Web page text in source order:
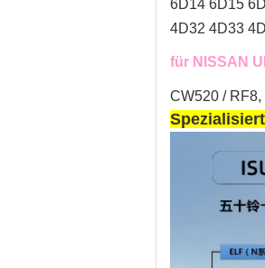
6D14 6D15
4D32 4D33
für NISSAN
CW520 / RF8,